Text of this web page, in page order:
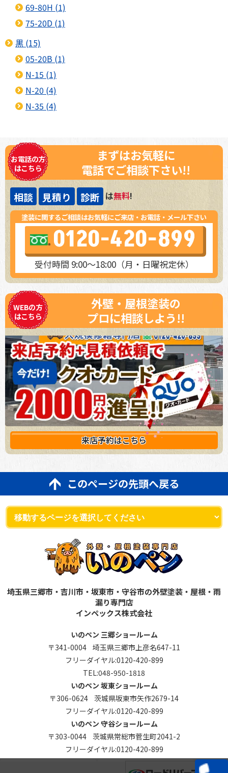
69-80H (1)
75-20D (1)
黒 (15)
05-20B (1)
N-15 (1)
N-20 (4)
N-35 (4)
お電話の方
はこちら
まずはお気軽に
電話でご相談下さい!!
相談 見積り 診断 は無料!
塗装に関するご相談はお気軽にご来店・お電話・メール下さい
0120-420-899
受付時間 9:00～18:00（月・日曜祝定休）
WEBの方
はこちら
外壁・屋根塗装の
プロに相談しよう!!
来店予約はこちら
このページの先頭へ戻る
埼玉県三郷市・吉川市・坂東市・守谷市の外壁塗装・屋根・雨
漏り専門店
インペックス株式会社
いのペン 三郷ショールーム
〒341-0004 埼玉県三郷市上彦名647-11
フリーダイヤル:0120-420-899
TEL:048-950-1818
いのペン 坂東ショールーム
〒306-0624 茨城県坂東市矢作2679-14
フリーダイヤル:0120-420-899
いのペン 守谷ショールーム
〒303-0044 茨城県常総市菅生町2041-2
フリーダイヤル:0120-420-899